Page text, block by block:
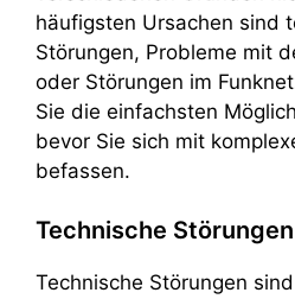
häufigsten Ursachen sind
Störungen, Probleme mit
oder Störungen im
Sie die einfachsten
bevor Sie sich mit
befassen.
Technische
Technische Störungen